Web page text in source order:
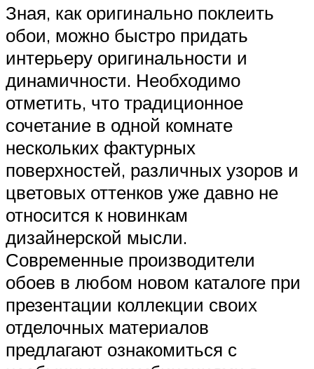
Зная, как оригинально поклеить
обои, можно быстро придать
интерьеру оригинальности и
динамичности. Необходимо
отметить, что традиционное
сочетание в одной комнате
нескольких фактурных
поверхностей, различных узоров и
цветовых оттенков уже давно не
относится к новинкам
дизайнерской мысли.
Современные производители
обоев в любом новом каталоге при
презентации коллекции своих
отделочных материалов
предлагают ознакомиться с